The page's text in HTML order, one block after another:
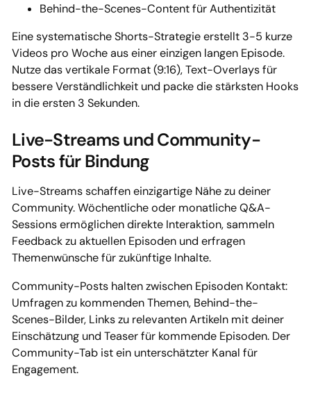
Behind-the-Scenes-Content für Authentizität
Eine systematische Shorts-Strategie erstellt 3-5 kurze
Videos pro Woche aus einer einzigen langen Episode.
Nutze das vertikale Format (9:16), Text-Overlays für
bessere Verständlichkeit und packe die stärksten Hooks
in die ersten 3 Sekunden.
Live-Streams und Community-
Posts für Bindung
Live-Streams schaffen einzigartige Nähe zu deiner
Community. Wöchentliche oder monatliche Q&A-
Sessions ermöglichen direkte Interaktion, sammeln
Feedback zu aktuellen Episoden und erfragen
Themenwünsche für zukünftige Inhalte.
Community-Posts halten zwischen Episoden Kontakt:
Umfragen zu kommenden Themen, Behind-the-
Scenes-Bilder, Links zu relevanten Artikeln mit deiner
Einschätzung und Teaser für kommende Episoden. Der
Community-Tab ist ein unterschätzter Kanal für
Engagement.